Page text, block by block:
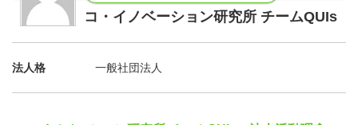
9月22日 イベント準備（バーガー担当、ポテト担当、クッ
キー担当、ポップ担当）&村内観光
コ・イノベーション研究所 チームQUIs
法人格 一般社団法人